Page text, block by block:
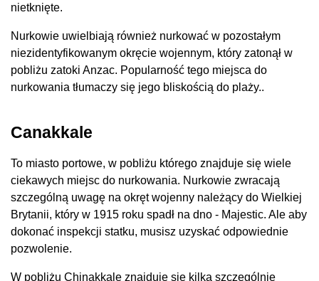
nietknięte.
Nurkowie uwielbiają również nurkować w pozostałym
niezidentyfikowanym okręcie wojennym, który zatonął w
pobliżu zatoki Anzac. Popularność tego miejsca do
nurkowania tłumaczy się jego bliskością do plaży..
Canakkale
To miasto portowe, w pobliżu którego znajduje się wiele
ciekawych miejsc do nurkowania. Nurkowie zwracają
szczególną uwagę na okręt wojenny należący do Wielkiej
Brytanii, który w 1915 roku spadł na dno - Majestic. Ale aby
dokonać inspekcji statku, musisz uzyskać odpowiednie
pozwolenie.
W pobliżu Chinakkale znajduje się kilka szczególnie